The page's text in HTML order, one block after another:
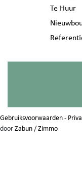
Te Huur
Gebruiksvoorwaarden-
doorZabun/Zimmo